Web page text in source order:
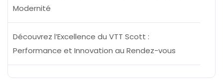
Modernité
Découvrez l’Excellence du VTT Scott :
Performance et Innovation au Rendez-vous